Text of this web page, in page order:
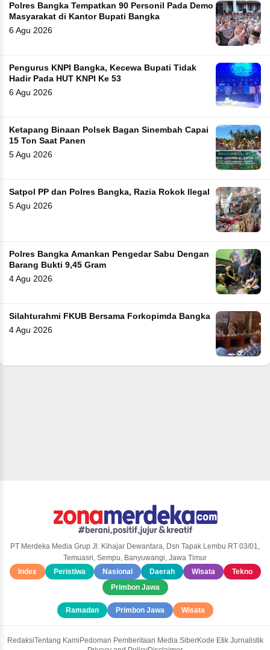
Polres Bangka Tempatkan 90 Personil Pada Demo
Masyarakat di Kantor Bupati Bangka
6 Agu 2026
Pengurus KNPI Bangka, Kecewa Bupati Tidak
Hadir Pada HUT KNPI Ke 53
6 Agu 2026
Ketapang Binaan Polsek Bagan Sinembah Capai
15 Ton Saat Panen
5 Agu 2026
Satpol PP dan Polres Bangka, Razia Rokok Ilegal
5 Agu 2026
Polres Bangka Amankan Pengedar Sabu Dengan
Barang Bukti 9,45 Gram
4 Agu 2026
Silahturahmi FKUB Bersama Forkopimda Bangka
4 Agu 2026
PT Merdeka Media Grup Jl. Kihajar Dewantara, Dsn Tapak Lembu RT 03/01,
Temuasri, Sempu, Banyuwangi, Jawa Timur
Index
Peristiwa Nasional Daerah Wisata
Tekno
Primbon Jawa
Ramadan Primbon Jawa Wisata
RedaksiTentang KamiPedoman Pemberitaan Media SiberKode Etik Jurnalistik